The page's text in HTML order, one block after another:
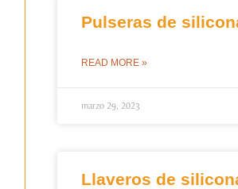
Pulseras de
READ MORE »
marzo 29, 2023
Llaveros de